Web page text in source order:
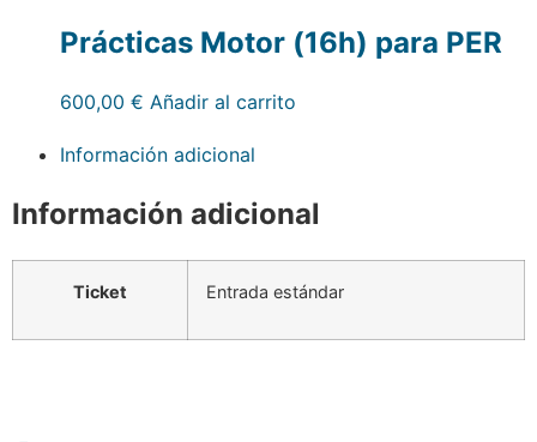
Prácticas Motor (16h) para PER
600,00 € Añadir al carrito
Información adicional
Información adicional
Ticket Entrada estándar